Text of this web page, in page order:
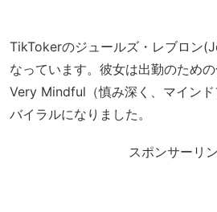
TikTokerのジュールズ・レブロン
なっています。彼女は出勤のため
Very Mindful（慎み深く、マイン
バイラルになりました。
スポンサーリ